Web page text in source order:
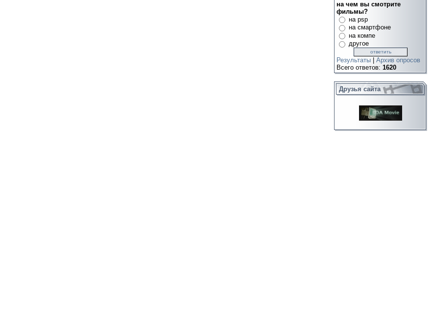
на чем вы смотрите
фильмы?
на psp
на смартфоне
на компе
другое
Результаты
Архив опросов
Всего ответов: 1620
Друзья сайта